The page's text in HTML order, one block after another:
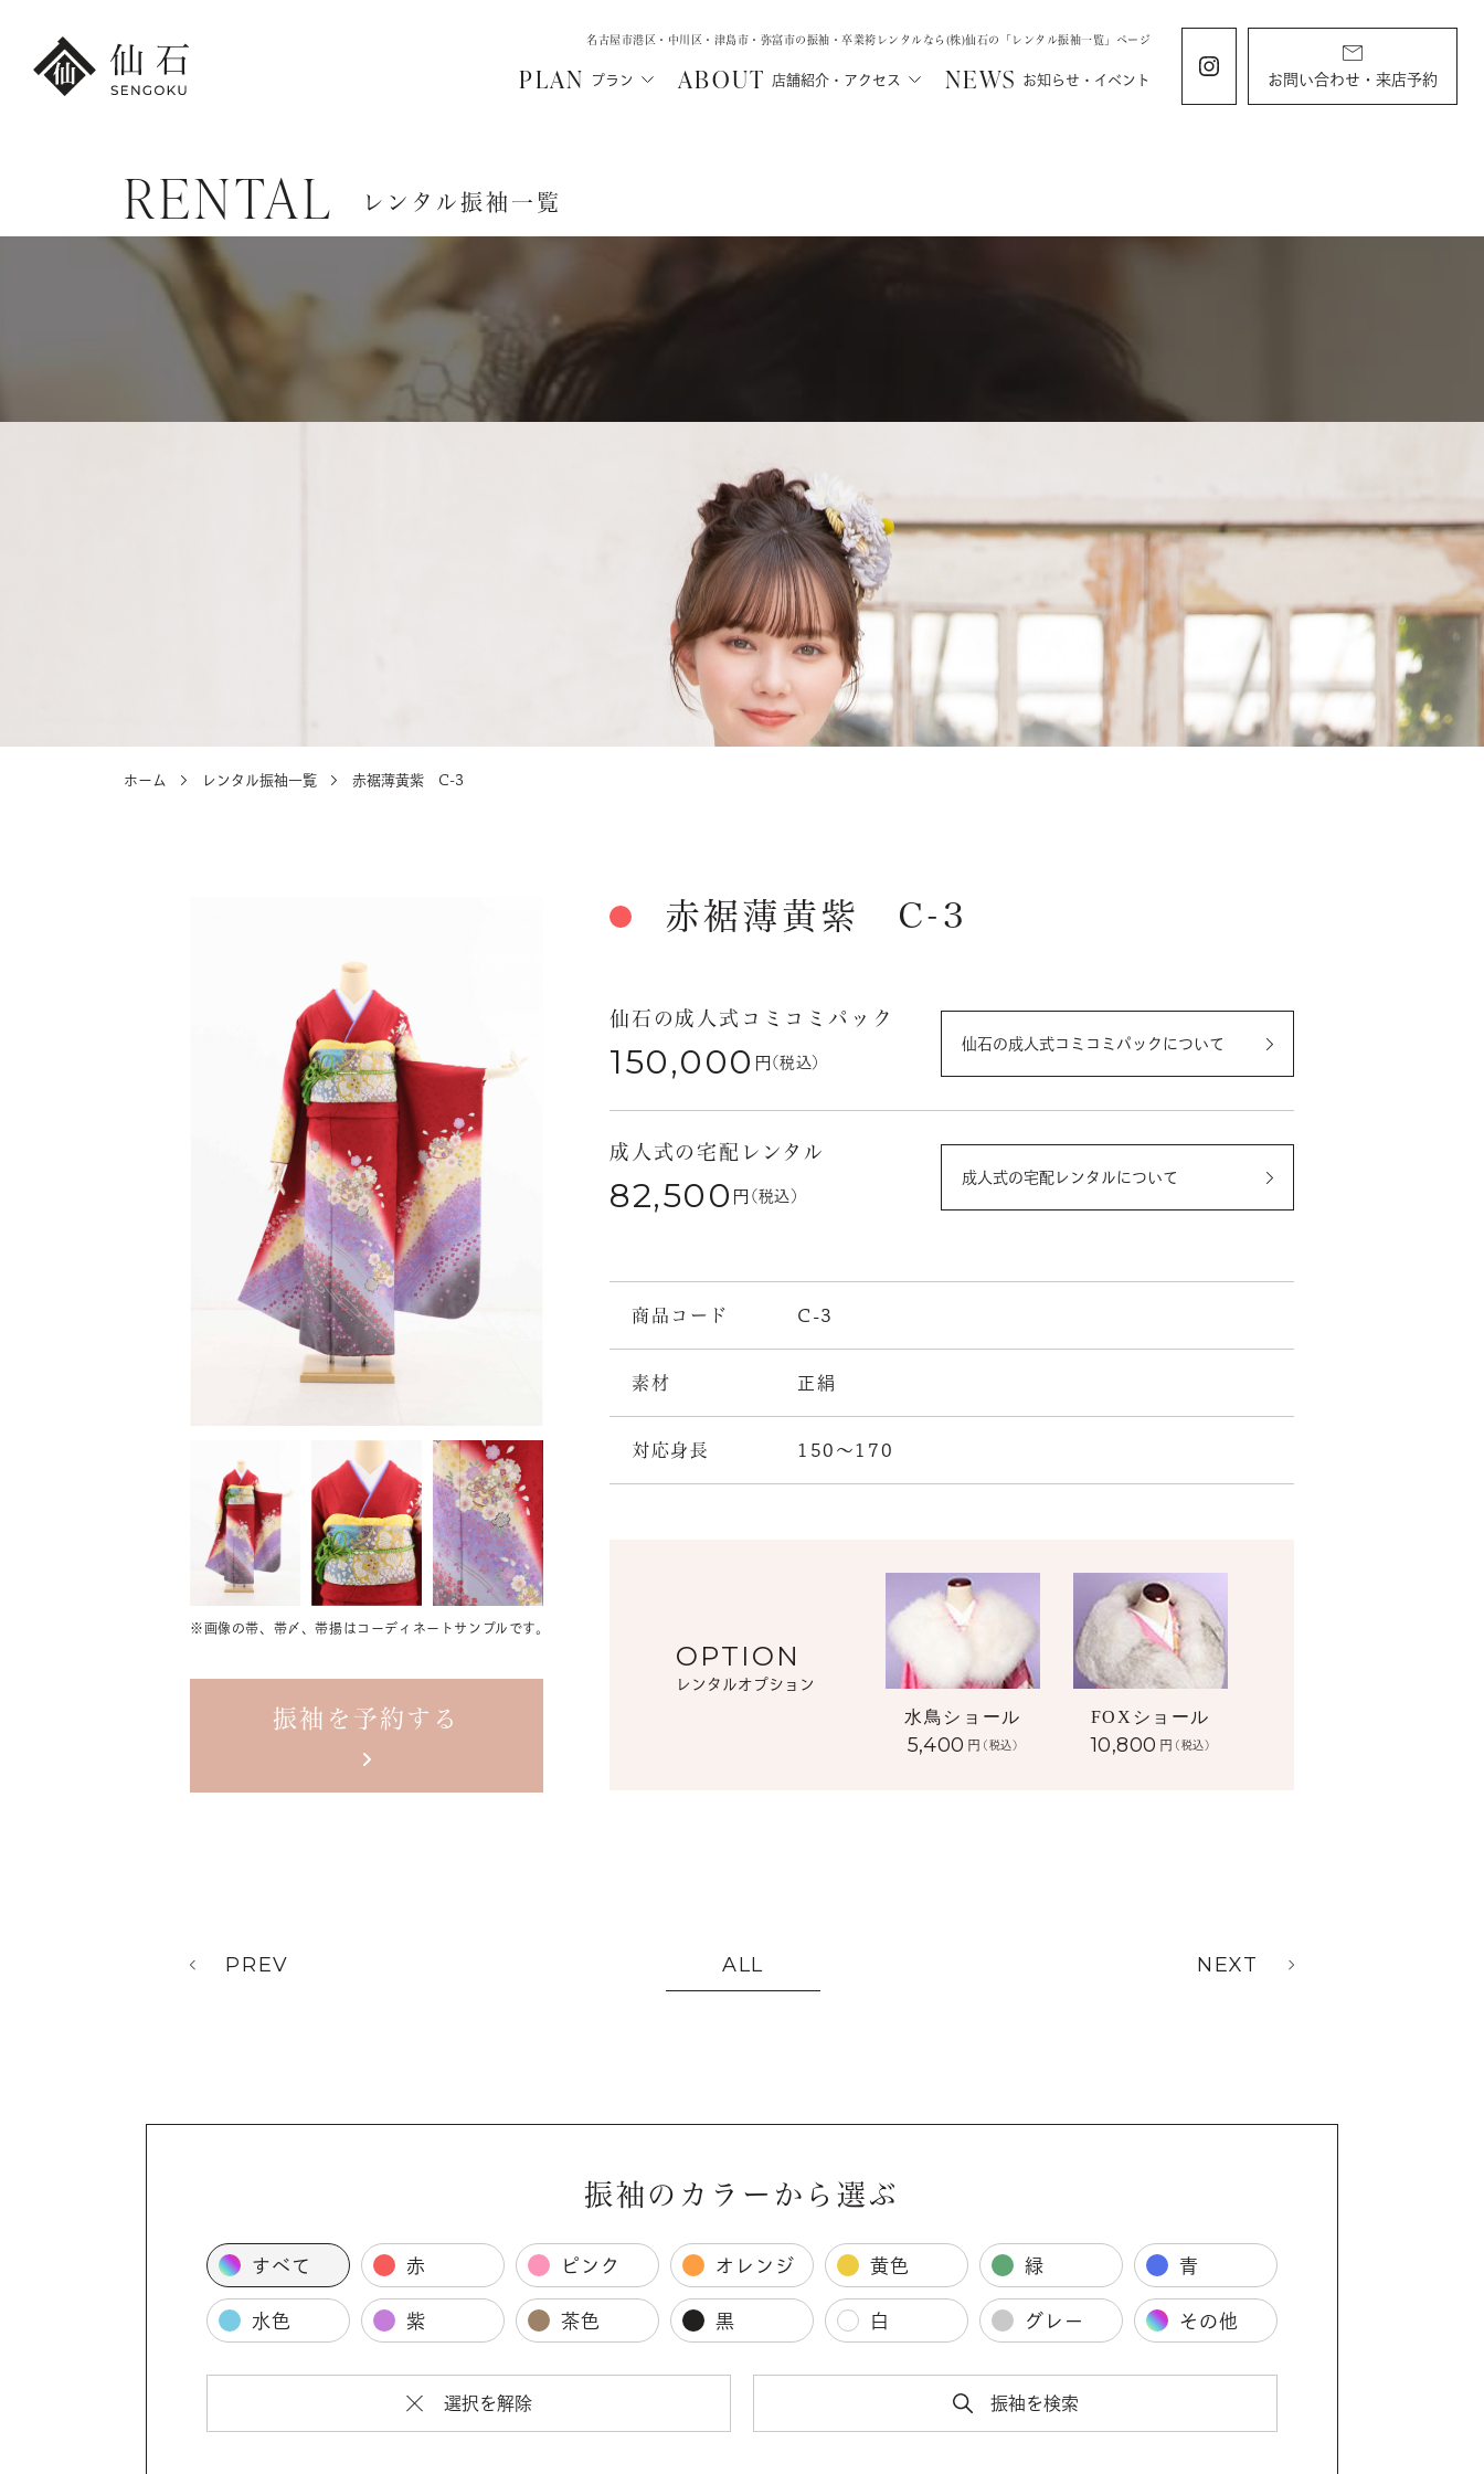
名古屋市港区・中川区・津島市・弥富市の振袖・卒業袴レンタルなら(株)仙石の「レンタル振袖一覧」ページ
PLAN プラン
FURISODE
振袖レンタル・
撮影プラン
レンタル振袖一覧
紋付袴レンタル・
HAKAMA
卒業袴レンタルプラン
卒業袴レンタルプラン
N
選ばれる理由
ABOUT 店舗紹介・アクセス NEWS お知らせ・イベント お問い合わせ・来店予約
RENTAL レンタル振袖一覧
ホーム レンタル振袖一覧 赤裾薄黄紫 C-3
赤裾薄黄紫 C-3
※画像の帯、帯〆、帯揚は コーディネートサンプルです。
仙石の成人式コミコミパック
150,000 円 (税込)
仙石の成人式コミコミパックについて
成人式の宅配レンタル
82,500 円 (税込)
成人式の宅配レンタルについて
商品コード C-3
素材 正絹
対応身長 150～170
OPTION
レンタルオプション
水鳥ショール
5,400 円 (税込)
FOXショール
10,800 円 (税込)
振袖を予約する
PREV ALL NEXT
振袖のカラーから選ぶ
すべて 赤 ピンク オレンジ 黄色 緑 青
水色 紫 茶色 黒 白 グレー その他
選択を解除 振袖を検索